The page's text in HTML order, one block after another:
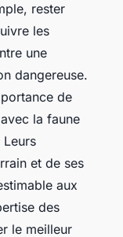
rester
les
une
dangereuse.
de
la faune
Leurs
et de ses
aux
des
le meilleur